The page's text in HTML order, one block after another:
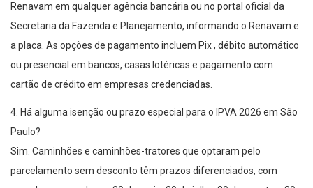
Renavam em qualquer agência bancária ou no portal oficial da
Secretaria da Fazenda e Planejamento, informando o Renavam e
a placa. As opções de pagamento incluem Pix , débito automático
ou presencial em bancos, casas lotéricas e pagamento com
cartão de crédito em empresas credenciadas.
4. Há alguma isenção ou prazo especial para o IPVA 2026 em São
Paulo?
Sim. Caminhões e caminhões-tratores que optaram pelo
parcelamento sem desconto têm prazos diferenciados, com